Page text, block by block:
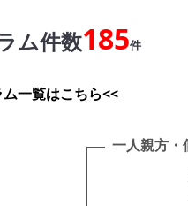
ム件数185件
一覧はこちら<<
一人親方・